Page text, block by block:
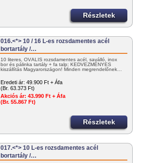
Részletek
016.<*> 10 / 16 L-es rozsdamentes acél
bortartály /…
10 literes, OVÁLIS rozsdamentes acél, saválló, inox
bor és pálinka tartály + fa talp; KEDVEZMÉNYES
kiszállítás Magyarországon! Minden megrendelőnek…
Eredeti ár: 49.900 Ft + Áfa
(Br. 63.373 Ft)
Akciós ár: 43.990 Ft + Áfa
(Br. 55.867 Ft)
Részletek
017.<*> 10 L-es rozsdamentes acél
bortartály /…